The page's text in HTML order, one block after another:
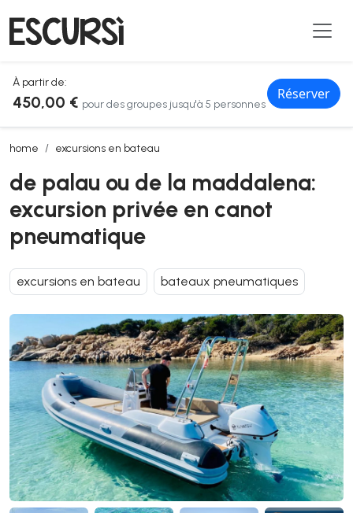
À partir de:
450,00 € pour des groupes jusqu'à 5 personnes
Réserver
home excursions en bateau
de palau ou de la maddalena: excursion privée en canot
de palau ou de la maddalena:
excursion privée en canot
pneumatique
excursions en bateau bateaux pneumatiques